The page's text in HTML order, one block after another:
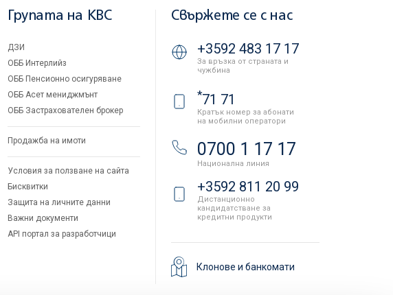
Групата на KBC
ДЗИ
ОББ Интерлийз
ОББ Пенсионно осигуряване
ОББ Асет мениджмънт
ОББ Застрахователен брокер
Продажба на имоти
Условия за ползване на сайта
Бисквитки
Защита на личните данни
Важни документи
API портал за разработчици
Свържете се с нас
+3592 483 17 17
За връзка от страната и
чужбина
*71 71
Кратък номер за абонати
на мобилни оператори
0700 1 17 17
Национална линия
+3592 811 20 99
Дистанционно
кандидатстване за
кредитни продукти
Клонове и банкомати